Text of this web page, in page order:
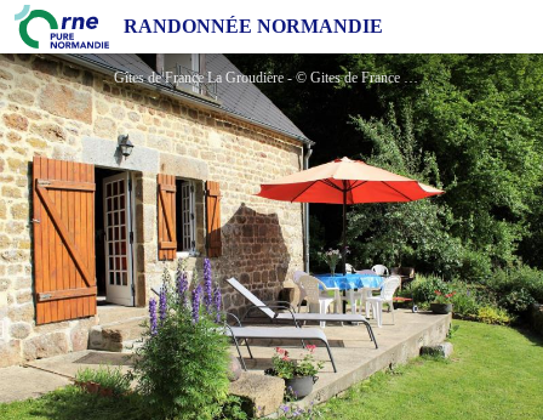
RANDONNÉE NORMANDIE
Gîtes de France La Groudière
Gîtes de France La Groudière - © Gites de France Orne